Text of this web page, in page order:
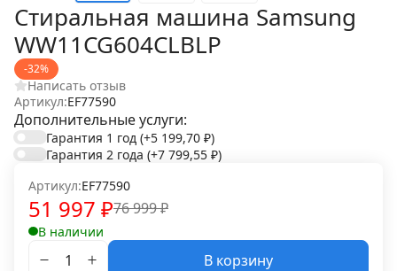
Стиральная машина Samsung
WW11CG604CLBLP
-32%
Написать отзыв
Артикул:EF77590
Дополнительные услуги:
Гарантия 1 год (+5 199,70 ₽)
Гарантия 2 года (+7 799,55 ₽)
Артикул:EF77590
76 999₽
51 997 ₽
В наличии
В корзину